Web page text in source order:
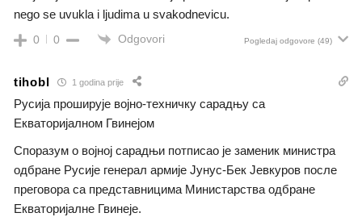
nego se uvukla i ljudima u svakodnevicu.
0 0 Odgovori Pogledaj odgovore (49)
tihobl 1 godina prije
Русија проширује војно-техничку сарадњу са
Екваторијалном Гвинејом
Споразум о војној сарадњи потписао је заменик министра
одбране Русије генерал армије Јунус-Бек Јевкуров после
преговора са представницима Министарства одбране
Екваторијалне Гвинеје.